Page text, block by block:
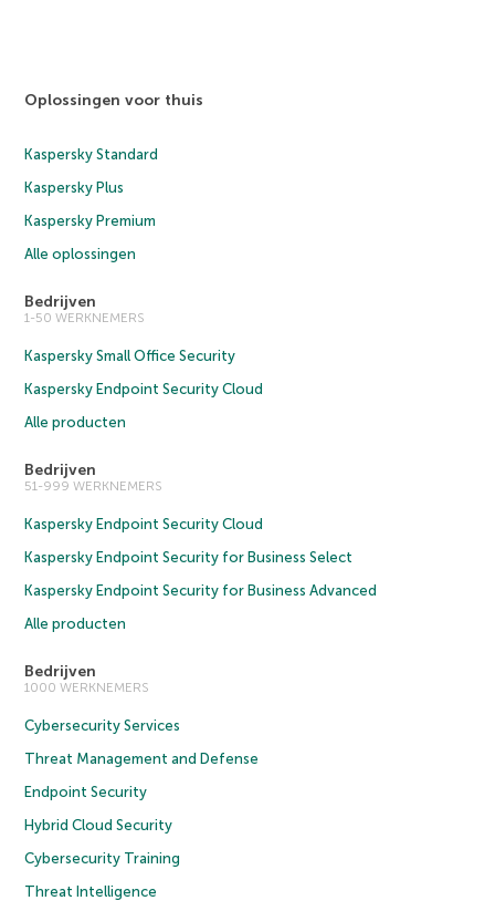
Oplossingen voor thuis
Kaspersky Standard
Kaspersky Plus
Kaspersky Premium
Alle oplossingen
Bedrijven
1-50 WERKNEMERS
Kaspersky Small Office Security
Kaspersky Endpoint Security Cloud
Alle producten
Bedrijven
51-999 WERKNEMERS
Kaspersky Endpoint Security Cloud
Kaspersky Endpoint Security for Business Select
Kaspersky Endpoint Security for Business Advanced
Alle producten
Bedrijven
1000 WERKNEMERS
Cybersecurity Services
Threat Management and Defense
Endpoint Security
Hybrid Cloud Security
Cybersecurity Training
Threat Intelligence